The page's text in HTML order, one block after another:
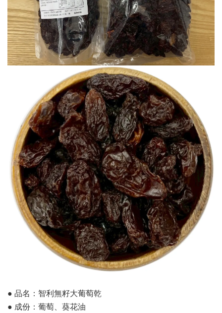
● 品名：智利無籽大葡萄乾
● 成份：葡萄、葵花油